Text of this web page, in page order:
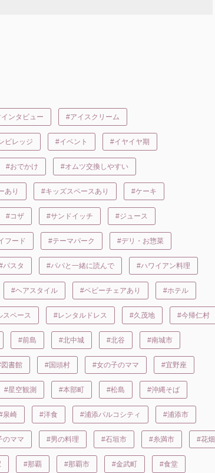
ンタビュー #アイスクリーム
ビレッジ #イベント #イヤイヤ期
#おでかけ #オムツ交換しやすい
あり #キッズスペースあり #ケーキ
#コザ #サンドイッチ #ジュース
フード #テーマパーク #デリ・お惣菜
パスタ #パパと一緒に読んで #ハワイアン料理
#ヘアスタイル #ベビーチェアあり #ホテル
スペース #レンタルドレス #久茂地 #今帰仁村
#前島 #北中城 #北谷 #南城市
書館 #国頭村 #女の子のママ #宜野座
#星空観測 #本部町 #松島 #沖縄そば
泉崎 #洋食 #浦添パルコシティ #浦添市
のママ #男の料理 #石垣市 #糸満市 #花畑
#那覇 #那覇市 #金武町 #食堂